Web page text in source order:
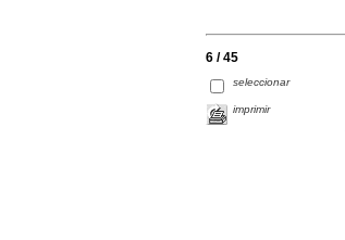
6 / 45
seleccionar
imprimir